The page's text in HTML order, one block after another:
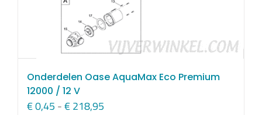
Onderdelen Oase AquaMax Eco Premium
12000 / 12 V
€0,45 -€218,95